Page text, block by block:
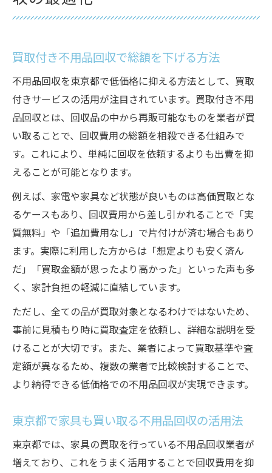
買取付き不用品回収で総額を下げる方法
不用品回収を東京都で低価格に抑える方法として、買取
付きサービスの活用が注目されています。買取付き不用
品回収とは、回収品の中から再販可能なものを業者が買
い取ることで、回収費用の総額を相殺できる仕組みで
す。これにより、単純に回収を依頼するよりも出費を抑
えることが可能となります。
例えば、家電や家具など状態が良いものは高価買取とな
るケースもあり、回収費用から差し引かれることで「実
質無料」や「追加費用なし」で片付けが済む場合もあり
ます。実際に利用した方からは「想定よりも安く済ん
だ」「買取金額が思ったより高かった」といった声も多
く、家計負担の軽減に直結しています。
ただし、全ての品が買取対象となるわけではないため、
事前に見積もり時に買取査定を依頼し、詳細な説明を受
けることが大切です。また、業者によって買取基準や査
定額が異なるため、複数の業者で比較検討することで、
より納得できる低価格での不用品回収が実現できます。
東京都で家具も買い取る不用品回収の活用法
東京都では、家具の買取を行っている不用品回収業者が
増えており、これをうまく活用することで回収費用を抑